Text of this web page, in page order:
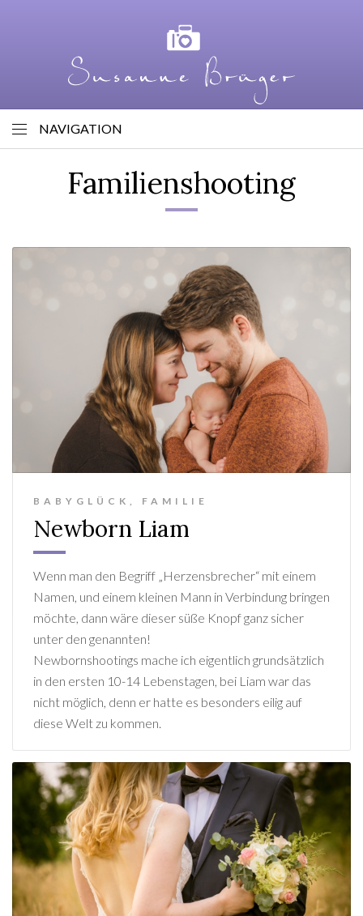
NAVIGATION
Familienshooting
BABYGLÜCK FAMILIE
Newborn Liam
Wenn man den Begriff „Herzensbrecher“ mit einem
Namen, und einem kleinen Mann in Verbindung bringen
möchte, dann wäre dieser süße Knopf ganz sicher
unter den genannten!
Newbornshootings mache ich eigentlich grundsätzlich
in den ersten 10-14 Lebenstagen, bei Liam war das
nicht möglich, denn er hatte es besonders eilig auf
diese Welt zu kommen.